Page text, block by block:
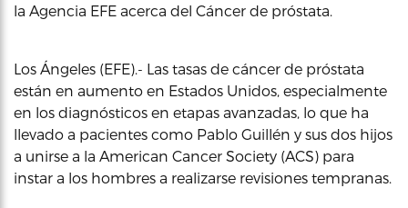
la Agencia EFE acerca del Cáncer de próstata.
Los Ángeles (EFE).- Las tasas de cáncer de próstata
están en aumento en Estados Unidos, especialmente
en los diagnósticos en etapas avanzadas, lo que ha
llevado a pacientes como Pablo Guillén y sus dos hijos
a unirse a la American Cancer Society (ACS) para
instar a los hombres a realizarse revisiones tempranas.